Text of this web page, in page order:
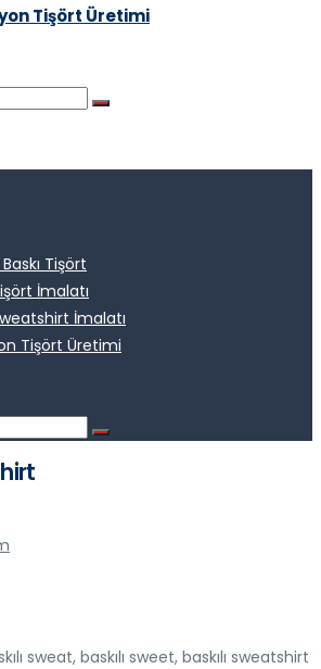
Tişört Üretimi
Tişört
İmalatı
İmalatı
Tişört Üretimi
sweat, baskılı sweet, baskılı sweatshirt